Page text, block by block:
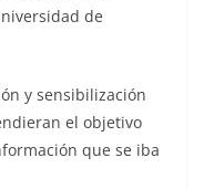
de
y sensibilización
el objetivo
que se iba